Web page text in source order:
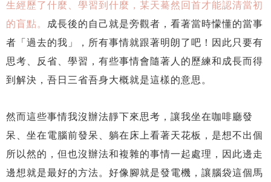
生經歷了什麼、學習到什麼，某天驀然回首才能認清當初
的盲點。 成長後的自己就是旁觀者，看著當時懞懂的當事
者「過去的我」，所有事情就跟著明朗了吧！因此只要有
思考、反省、學習，有些事情會隨著人的歷練和成長而得
到解決，吾日三省吾身大概就是這樣的意思。
然而這些事情我沒辦法靜下來思考，讓我坐在咖啡廳發
呆、坐在電腦前發呆、躺在床上看著天花板，是想不出個
所以然的，但也沒辦法和複雜的事情一起處理，因此邊走
邊想就是最好的方法。好像腳就是發電機，讓腦袋這個馬